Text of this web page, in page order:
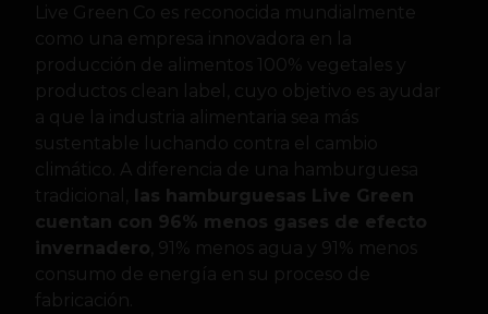
Live Green Co es reconocida mundialmente
como una empresa innovadora en la
producción de alimentos 100% vegetales y
productos clean label, cuyo objetivo es ayudar
a que la industria alimentaria sea más
sustentable luchando contra el cambio
climático. A diferencia de una hamburguesa
tradicional,
las hamburguesas Live Green
cuentan con 96% menos gases de efecto
invernadero , 91% menos agua y 91% menos
consumo de energía en su proceso de
fabricación.